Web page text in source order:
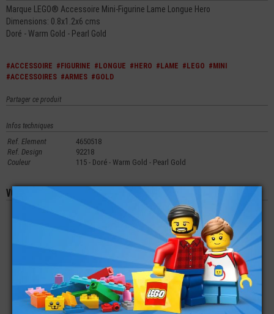
Marque LEGO® Accessoire Mini-Figurine Lame Longue Hero
Dimensions: 0.8x1.2x6 cms
Doré - Warm Gold - Pearl Gold
#ACCESSOIRE #FIGURINE #LONGUE #HERO #LAME #LEGO #MINI
#ACCESSOIRES #ARMES #GOLD
Partager ce produit
Infos techniques
Ref. Element
4650518
Ref. Design
92218
Couleur
115 - Doré - Warm Gold - Pearl Gold
Vous aimerez aussi les produits suivants
FIGURINE LE
SEIGNEUR DES
ANNEAUX ELF
19,90€
LEGO® MINI-
FIGURINE JAMBES
ENFANTS FIXE (B34)
1,19€
LEGO® MINI-
FIGURINE TORSE
TENUE JURASSIC
WORLD (4D)
8,99€